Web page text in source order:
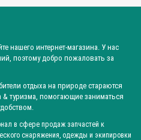
одновременно с якорным
фал, чтобы он при выборе не
стропой или шнуром,
у проверенных производителей,
" Рым болт, скоба транцевая
нашего интернет-магазина. У нас
поэтому добро пожаловать за
отдыха на природе стараются
& туризма, помогающие заниматься
в сфере продаж запчастей к
снаряжения, одежды и экипировки